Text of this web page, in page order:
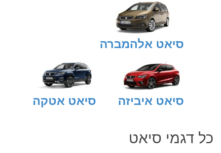
סיאט אלהמברה
סיאט איביזה סיאט אטקה
כל דגמיסיאט